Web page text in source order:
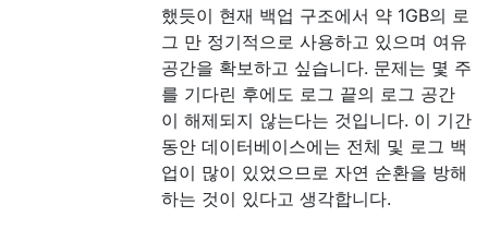
했듯이 현재 백업 구조에서 약 1GB의 로
그 만 정기적으로 사용하고 있으며 여유
공간을 확보하고 싶습니다. 문제는 몇 주
를 기다린 후에도 로그 끝의 로그 공간
이 해제되지 않는다는 것입니다. 이 기간
동안 데이터베이스에는 전체 및 로그 백
업이 많이 있었으므로 자연 순환을 방해
하는 것이 있다고 생각합니다.